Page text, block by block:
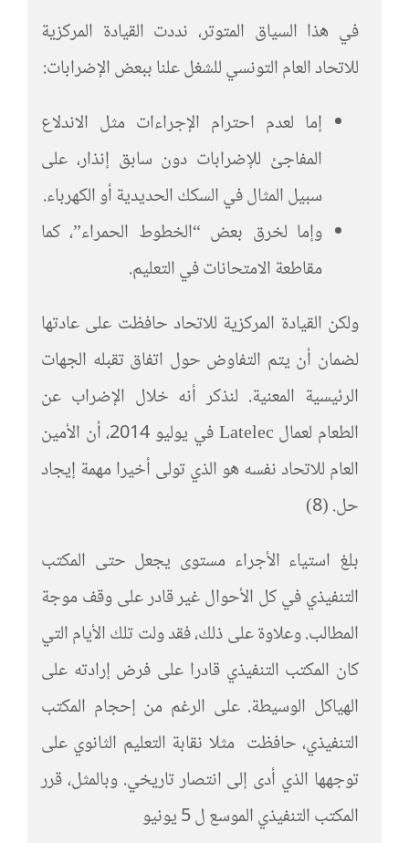
في هذا السياق المتوتر، نددت القيادة المركزية
للاتحاد العام التونسي للشغل علنا ببعض الإضرابات:
إما لعدم احترام الإجراءات مثل الاندلاع
المفاجئ للإضرابات دون سابق إنذار، على
سبيل المثال في السكك الحديدية أو الكهرباء.
وإما لخرق بعض “الخطوط الحمراء”، كما
مقاطعة الامتحانات في التعليم.
ولكن القيادة المركزية للاتحاد حافظت على عادتها
لضمان أن يتم التفاوض حول اتفاق تقبله الجهات
الرئيسية المعنية. لنذكر أنه خلال الإضراب عن
الطعام لعمال Latelec في يوليو 2014، أن الأمين
العام للاتحاد نفسه هو الذي تولى أخيرا مهمة إيجاد
حل. (8)
بلغ استياء الأجراء مستوى يجعل حتى المكتب
التنفيذي في كل الأحوال غير قادر على وقف موجة
المطالب. وعلاوة على ذلك، فقد ولت تلك الأيام التي
كان المكتب التنفيذي قادرا على فرض إرادته على
الهياكل الوسيطة. على الرغم من إحجام المكتب
التنفيذي، حافظت مثلا نقابة التعليم الثانوي على
توجهها الذي أدى إلى انتصار تاريخي. وبالمثل، قرر
المكتب التنفيذي الموسع ل 5 يونيو